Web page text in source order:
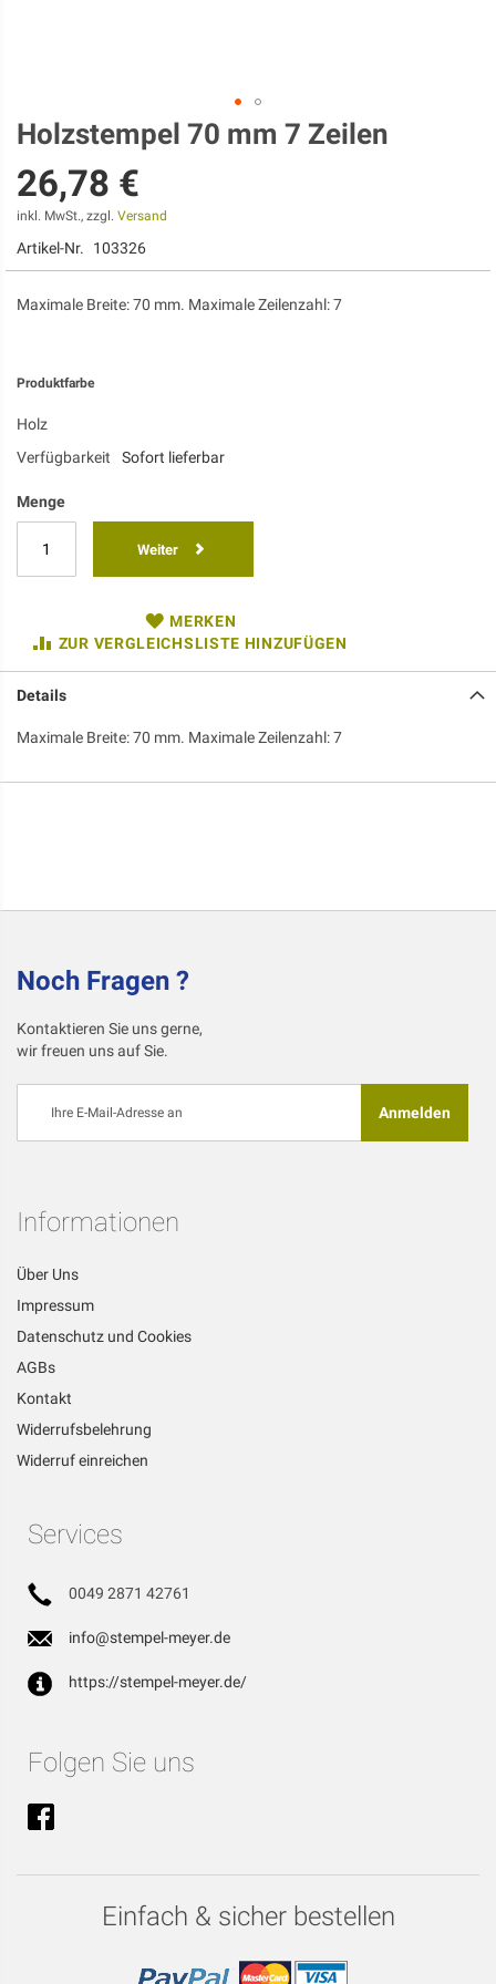
Zum
Anfang
der
Bildgalerie
springen
Holzstempel 70 mm 7 Zeilen
26,78 €
inkl. MwSt., zzgl. Versand
Artikel-Nr. 103326
Maximale Breite: 70 mm. Maximale Zeilenzahl: 7
Produktfarbe
Holz
Verfügbarkeit
Sofort lieferbar
Menge
Weiter
MERKEN
ZUR VERGLEICHSLISTE HINZUFÜGEN
Details
Maximale Breite: 70 mm. Maximale Zeilenzahl: 7
Noch Fragen ?
Kontaktieren Sie uns gerne,
wir freuen uns auf Sie.
sich
an:
Anmelden
Informationen
Über Uns
Impressum
Datenschutz und Cookies
AGBs
Kontakt
Widerrufsbelehrung
Widerruf einreichen
Services
0049 2871 42761
info@stempel-meyer.de
https://stempel-meyer.de/
Folgen Sie uns
Einfach & sicher bestellen